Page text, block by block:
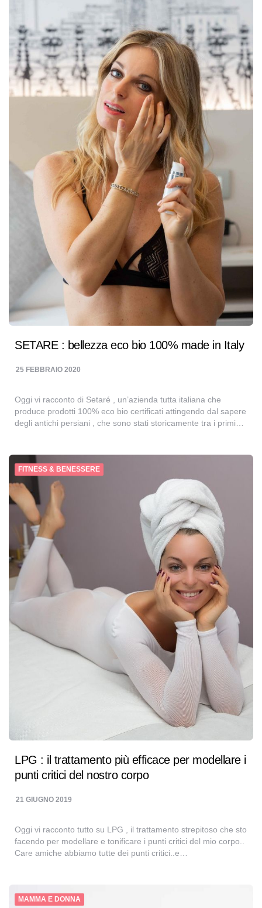
SETARE : bellezza eco bio 100% made in Italy
25 FEBBRAIO 2020
Oggi vi racconto di Setaré , un’azienda tutta italiana che
produce prodotti 100% eco bio certificati attingendo dal sapere
degli antichi persiani , che sono stati storicamente tra i primi…
FITNESS & BENESSERE
LPG : il trattamento più efficace per modellare i
punti critici del nostro corpo
21 GIUGNO 2019
Oggi vi racconto tutto su LPG , il trattamento strepitoso che sto
facendo per modellare e tonificare i punti critici del mio corpo..
Care amiche abbiamo tutte dei punti critici..e…
MAMMA E DONNA